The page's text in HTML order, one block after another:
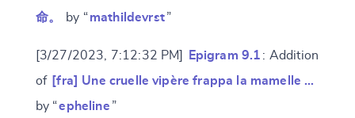
命。
by “mathildevrst”
[3/27/2023, 7:12:32 PM] Epigram 9.1 : Addition
of [fra] Une cruelle vipère frappa la mamelle …
by “epheline ”